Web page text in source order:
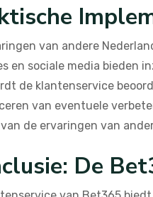
van andere
en sociale media bieden
de klantenservice
van eventuele
de ervaringen van
De